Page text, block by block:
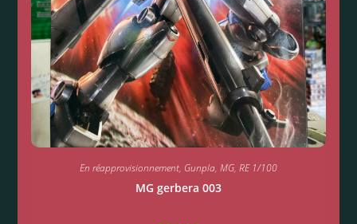
En réapprovisionnement, Gunpla, MG, RE 1/100
MG gerbera 003